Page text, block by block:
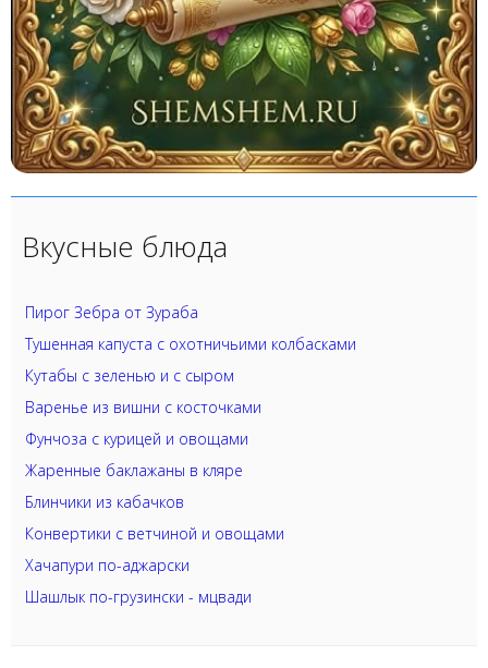
Вкусные блюда
Пирог Зебра от Зураба
Тушенная капуста с охотничьими колбасками
Кутабы с зеленью и с сыром
Варенье из вишни с косточками
Фунчоза с курицей и овощами
Жаренные баклажаны в кляре
Блинчики из кабачков
Конвертики с ветчиной и овощами
Хачапури по-аджарски
Шашлык по-грузински - мцвади